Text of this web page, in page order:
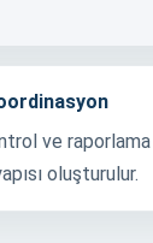
ve raporlama
oluşturulur.